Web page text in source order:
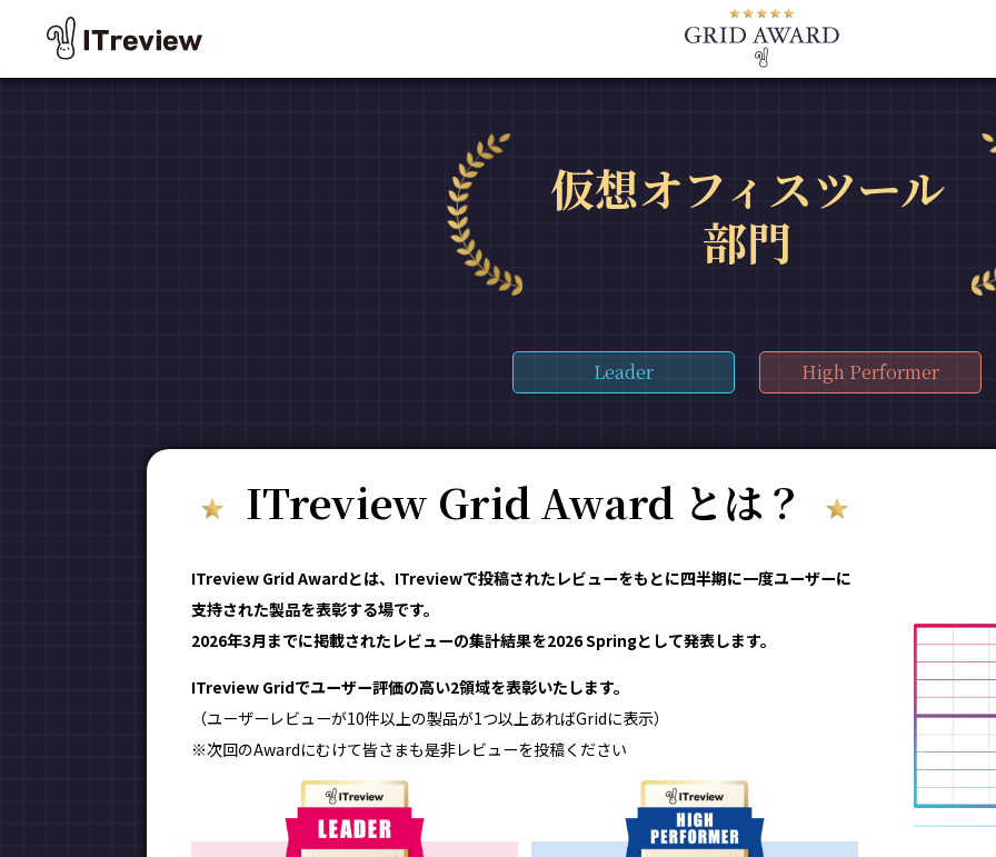
仮想オフィスツール
部門
Leader High Performer
ITreview Grid Award とは？
ITreview Grid Awardとは、ITreviewで投稿されたレビューをもとに四半期に一度ユーザーに
支持された製品を表彰する場です。
2026年3月までに掲載されたレビューの集計結果を2026 Springとして発表します。
ITreview Gridでユーザー評価の高い2領域を表彰いたします。
（ユーザーレビューが10件以上の製品が1つ以上あればGridに表示）
※次回のAwardにむけて皆さまも是非レビューを投稿ください